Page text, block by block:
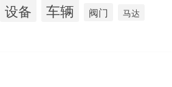
设备 车辆 阀门 马达